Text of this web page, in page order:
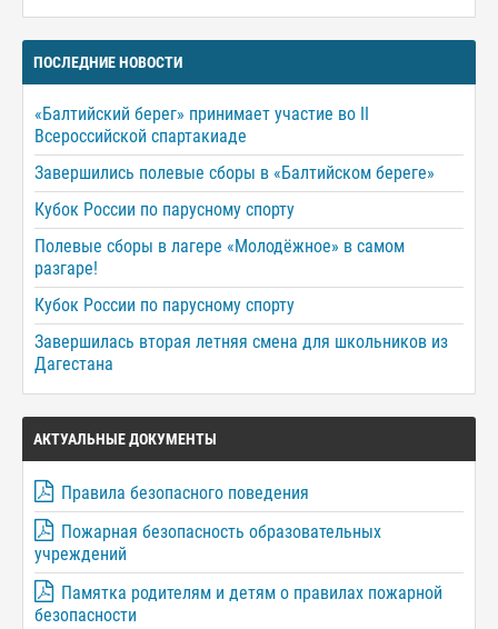
ПОСЛЕДНИЕ НОВОСТИ
«Балтийский берег» принимает участие во II
Всероссийской спартакиаде
Завершились полевые сборы в «Балтийском береге»
Кубок России по парусному спорту
Полевые сборы в лагере «Молодёжное» в самом
разгаре!
Кубок России по парусному спорту
Завершилась вторая летняя смена для школьников из
Дагестана
АКТУАЛЬНЫЕ ДОКУМЕНТЫ
Правила безопасного поведения
Пожарная безопасность образовательных
учреждений
Памятка родителям и детям о правилах пожарной
безопасности